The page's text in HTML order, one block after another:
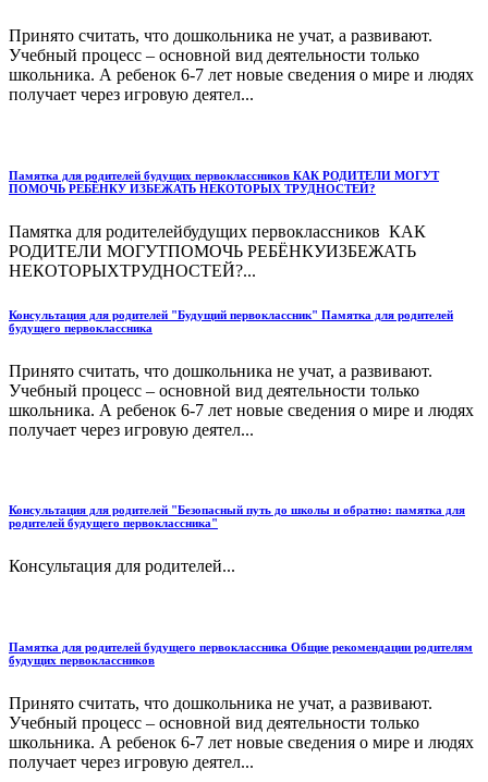
Принято считать, что дошкольника не учат, а развивают.
Учебный процесс – основной вид деятельности только
школьника. А ребенок 6-7 лет новые сведения о мире и людях
получает через игровую деятел...
Памятка для родителей будущих первоклассников КАК РОДИТЕЛИ МОГУТ
ПОМОЧЬ РЕБЁНКУ ИЗБЕЖАТЬ НЕКОТОРЫХ ТРУДНОСТЕЙ?
Памятка для родителейбудущих первоклассников КАК
РОДИТЕЛИ МОГУТПОМОЧЬ РЕБЁНКУИЗБЕЖАТЬ
НЕКОТОРЫХТРУДНОСТЕЙ?...
Консультация для родителей "Будущий первоклассник" Памятка для родителей
будущего первоклассника
Принято считать, что дошкольника не учат, а развивают.
Учебный процесс – основной вид деятельности только
школьника. А ребенок 6-7 лет новые сведения о мире и людях
получает через игровую деятел...
Консультация для родителей "Безопасный путь до школы и обратно: памятка для
родителей будущего первоклассника"
Консультация для родителей...
Памятка для родителей будущего первоклассника Общие рекомендации родителям
будущих первоклассников
Принято считать, что дошкольника не учат, а развивают.
Учебный процесс – основной вид деятельности только
школьника. А ребенок 6-7 лет новые сведения о мире и людях
получает через игровую деятел...